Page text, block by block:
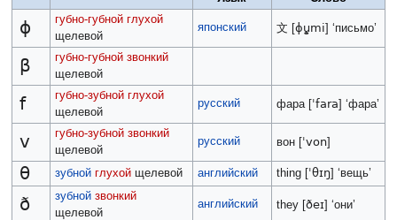
ɸ губно-губной глухой
щелевой
японский 文 [ɸu͍̥mi] ‘письмо’
β губно-губной звонкий
щелевой
f губно-зубной глухой
щелевой
русский фара [ˈfara] ‘фара’
v губно-зубной звонкий
щелевой
русский вон [ˈvon]
θ зубной глухойщелевой английский thing [ˈθɪŋ] ‘вещь’
ð зубной звонкий
щелевой
английский they [ðeɪ] ‘они’